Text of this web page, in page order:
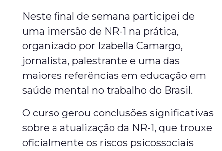
Neste final de semana participei de
uma imersão de NR-1 na prática,
organizado por Izabella Camargo,
jornalista, palestrante e uma das
maiores referências em educação em
saúde mental no trabalho do Brasil.
O curso gerou conclusões significativas
sobre a atualização da NR-1, que trouxe
oficialmente os riscos psicossociais